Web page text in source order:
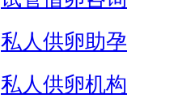
私人供卵助孕
私人供卵机构